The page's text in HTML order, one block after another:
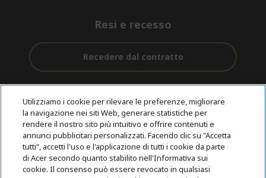
Resi e recesso
Recedere dal contratto
Gratuita
Assistenza
pre e post
acquisto
Con 0% Di
Tasso
D'interesse
© 2026 Acer Inc.
CPYou B.V. è il rivenditore autorizzato dei prodotti Acer venduti in
questo negozio online.
Utilizziamo i cookie per rilevare le preferenze, migliorare
la navigazione nei siti Web, generare statistiche per
rendere il nostro sito più intuitivo e offrire contenuti e
annunci pubblicitari personalizzati. Facendo clic su "Accetta
tutti", accetti l'uso e l'applicazione di tutti i cookie da parte
di Acer secondo quanto stabilito nell'Informativa sui
cookie. Il consenso può essere revocato in qualsiasi